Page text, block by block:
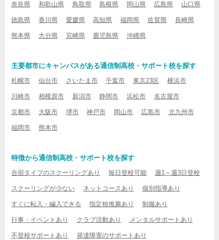
奈良県 和歌山県 鳥取県 島根県 岡山県 広島県 山口県
徳島県 香川県 愛媛県 高知県 福岡県 佐賀県 長崎県
熊本県 大分県 宮崎県 鹿児島県 沖縄県
主要都市にキャンパスがある通信制高校・サポート校を探す
札幌市 仙台市 さいたま市 千葉市 東京23区 横浜市
川崎市 相模原市 新潟市 静岡市 浜松市 名古屋市
京都市 大阪市 堺市 神戸市 岡山市 広島市 北九州市
福岡市 熊本市
特徴から通信制高校・サポート校を探す
合宿タイプのスクーリングあり 毎日登校可能 週1～週3日登校
スクーリングが少ない ネットコースあり 個別指導あり
すぐに転入・編入できる 指定校推薦あり 制服あり
行事・イベントあり クラブ活動あり メンタルサポートあり
不登校サポートあり 発達障害のサポートあり